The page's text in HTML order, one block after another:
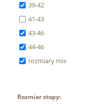
39-42
41-43
43-46
44-46
rozmiary mix
Rozmiar stopy: